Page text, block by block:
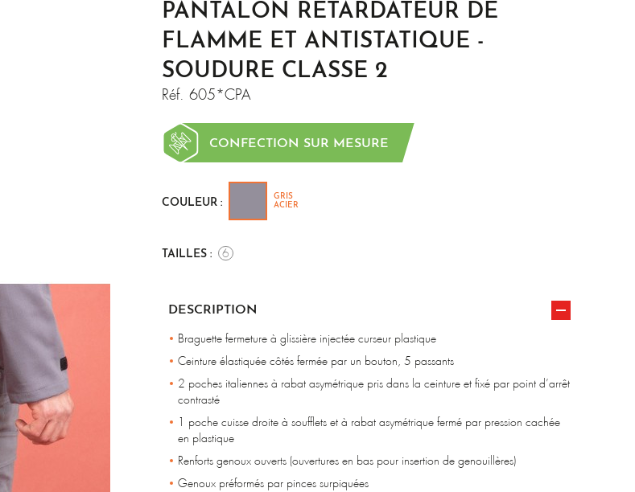
PANTALON RETARDATEUR DE
FLAMME ET ANTISTATIQUE -
SOUDURE CLASSE 2
Réf. 605*CPA
CONFECTION SUR MESURE
COULEUR :
GRIS
ACIER
TAILLES : 6
DESCRIPTION
Braguette fermeture à glissière injectée curseur plastique
Ceinture élastiquée côtés fermée par un bouton, 5 passants
2 poches italiennes à rabat asymétrique pris dans la ceinture et fixé par point d’arrêt
contrasté
1 poche cuisse droite à soufflets et à rabat asymétrique fermé par pression cachée
en plastique
Renforts genoux ouverts (ouvertures en bas pour insertion de genouillères)
Genoux préformés par pinces surpiquées